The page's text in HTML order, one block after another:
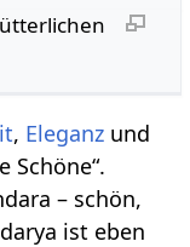
, Eleganz und
Schöne“.
– schön,
ist eben